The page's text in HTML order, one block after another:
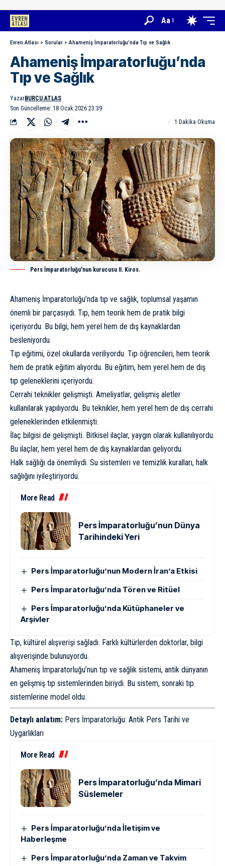
Aa
Evren Atlası > Sorular > Ahameniş İmparatorluğu’nda Tıp ve Sağlık
Ahameniş İmparatorluğu’nda
Tıp ve Sağlık
Son Güncelleme: 18 Ocak 2026 23:39
YazarBURCU ATLAS
1 Dakika Okuma
Pers İmparatorluğu'nun kurucusu II. Kiros.
Ahameniş İmparatorluğu’nda tıp ve sağlık, toplumsal yaşamın
önemli bir parçasıydı. Tıp, hem teorik hem de pratik bilgi
içeriyordu. Bu bilgi, hem yerel hem de dış kaynaklardan
besleniyordu.
Tıp eğitimi, özel okullarda veriliyordu. Tıp öğrencileri, hem teorik
hem de pratik eğitim alıyordu. Bu eğitim, hem yerel hem de dış
tıp geleneklerini içeriyordu.
Cerrahi teknikler gelişmişti. Ameliyatlar, gelişmiş aletler
kullanılarak yapılıyordu. Bu teknikler, hem yerel hem de dış cerrahi
geleneklerinden etkilenmişti.
İlaç bilgisi de gelişmişti. Bitkisel ilaçlar, yaygın olarak kullanılıyordu.
Bu ilaçlar, hem yerel hem de dış kaynaklardan geliyordu.
Halk sağlığı da önemliydi. Su sistemleri ve temizlik kuralları, halk
sağlığını iyileştiriyordu.
More Read
Pers İmparatorluğu’nun Dünya
Tarihindeki Yeri
Pers İmparatorluğu’nun Modern İran’a Etkisi
Pers İmparatorluğu’nda Tören ve Ritüel
Pers İmparatorluğu’nda Kütüphaneler ve
Arşivler
Tıp, kültürel alışverişi sağladı. Farklı kültürlerden doktorlar, bilgi
alışverişinde bulunuyordu.
Ahameniş İmparatorluğu’nun tıp ve sağlık sistemi, antik dünyanın
en gelişmiş tıp sistemlerinden biriydi. Bu sistem, sonraki tıp
sistemlerine model oldu.
Detaylı anlatım: Pers İmparatorluğu: Antik Pers Tarihi ve
Uygarlıkları
More Read
Pers İmparatorluğu’nda Mimari
Süslemeler
Pers İmparatorluğu’nda İletişim ve
Haberleşme
Pers İmparatorluğu’nda Zaman ve Takvim